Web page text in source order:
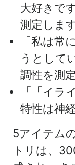
大好きで
測定しま
「私は常
うとして
調性を測
「「イラ
特性は神
5アイテム
トリは、